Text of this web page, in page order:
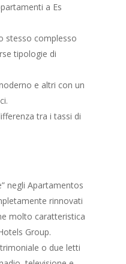
a Es
stesso complesso
tipologie di
e altri con un
tra i tassi di
negli Apartamentos
rinnovati
molto caratteristica
Group.
o due letti